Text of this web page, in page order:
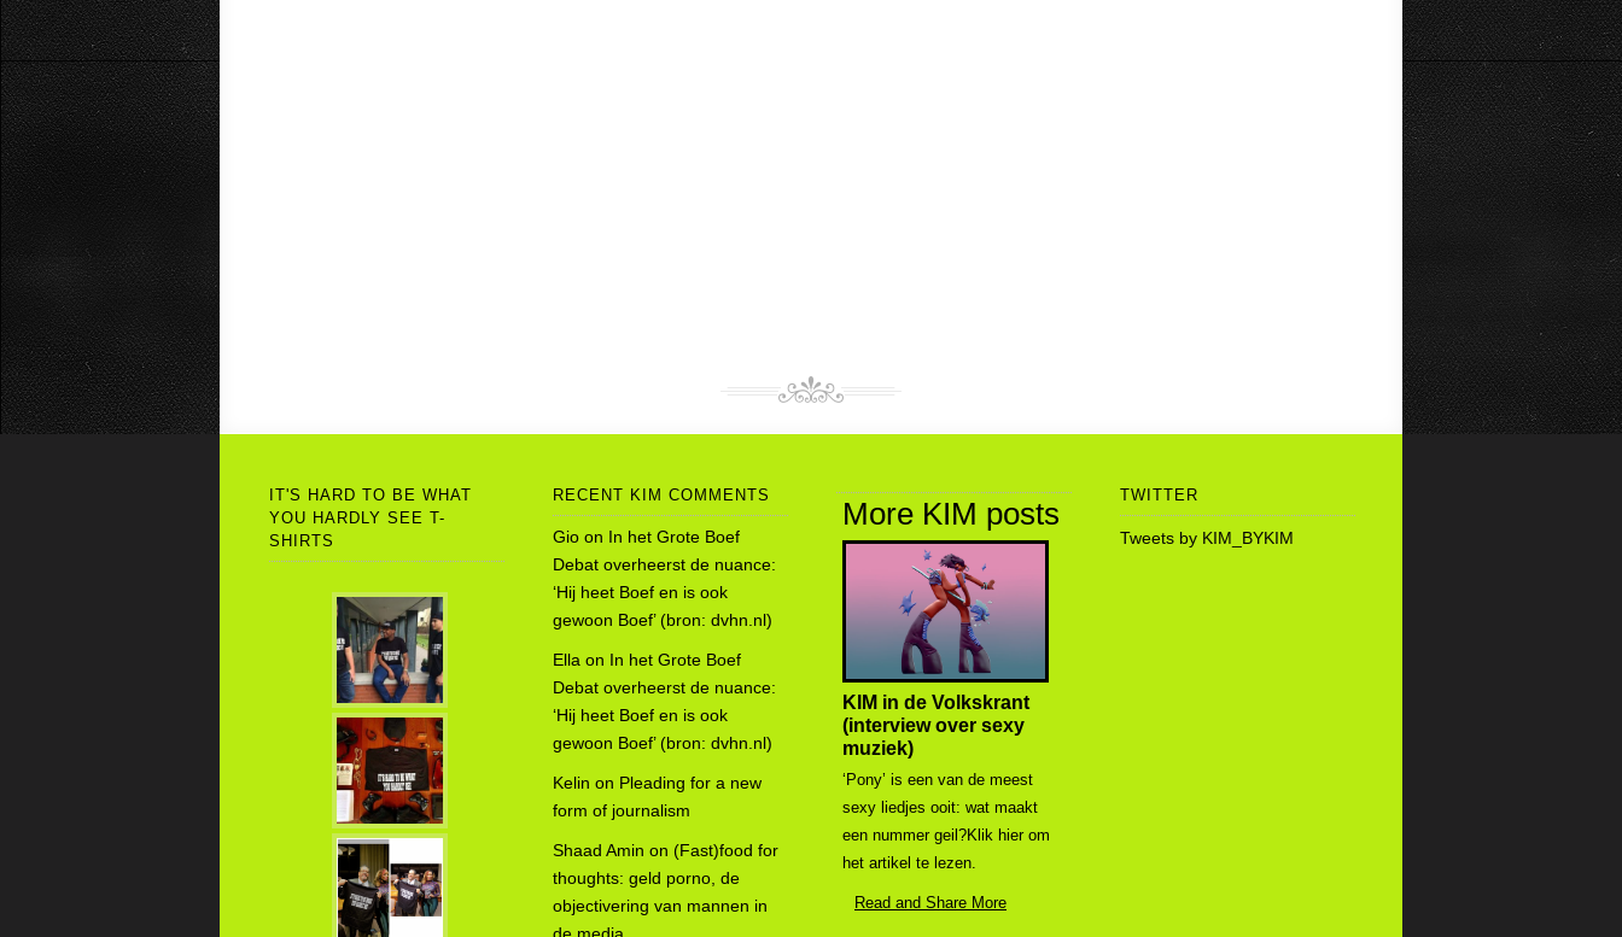
IT'S HARD TO BE WHAT
YOU HARDLY SEE T-
SHIRTS
RECENT KIM COMMENTS
Gio on In het Grote Boef
Debat overheerst de nuance:
‘Hij heet Boef en is ook
gewoon Boef’ (bron: dvhn.nl)
Ella on In het Grote Boef
Debat overheerst de nuance:
‘Hij heet Boef en is ook
gewoon Boef’ (bron: dvhn.nl)
Kelin on Pleading for a new
form of journalism
Shaad Amin on (Fast)food for
thoughts: geld porno, de
objectivering van mannen in
More KIM posts
KIM in de Volkskrant
(interview over sexy
muziek)
‘Pony’ is een van de meest
sexy liedjes ooit: wat maakt
een nummer geil?Klik hier om
het artikel te lezen.
Read and Share More
TWITTER
Tweets by KIM_BYKIM